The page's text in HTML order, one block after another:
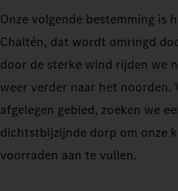
Onze volgende bestemming is
Chaltén, dat wordt omringd
door de sterke wind rijden we
weer verder naar het noorden.
afgelegen gebied, zoeken we
dichtstbijzijnde dorp om onze
voorraden aan te vullen.